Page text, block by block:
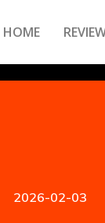
HOME
2026-02-03